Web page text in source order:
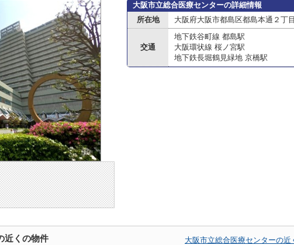
大阪市立総合医療センターの詳細情報
所在地
大阪府大阪市都島区都島本通２丁
交通
地下鉄谷町線 都島駅
大阪環状線 桜ノ宮駅
地下鉄長堀鶴見緑地 京橋駅
近くの物件
大阪市立総合医療センターの